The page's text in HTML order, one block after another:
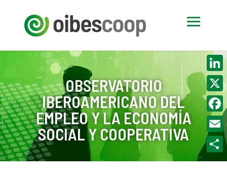
OBSERVATORIO
IBEROAMERICANO DEL
EMPLEO Y LA ECONOMÍA
SOCIAL Y COOPERATIVA
X
Email